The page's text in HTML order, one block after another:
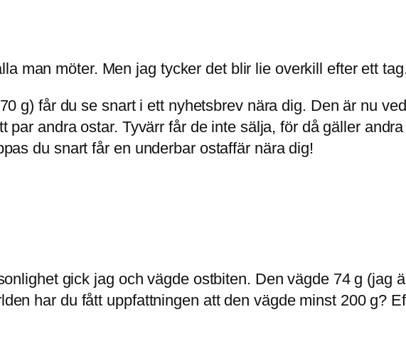
man möter. Men jag tycker det blir lie overkill efter ett
g) får du se snart i ett nyhetsbrev nära dig. Den är nu
andra ostar. Tyvärr får de inte sälja, för då gäller andra
du snart får en underbar ostaffär nära dig!
gick jag och vägde ostbiten. Den vägde 74 g (jag
har du fått uppfattningen att den vägde minst 200 g?